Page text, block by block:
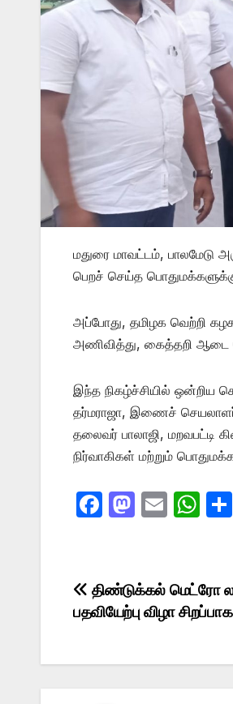
மதுரை மாவட்டம், பாலமேடு
பெறச் செய்த
அப்போது, தமிழக வெற்றி
அணிவித்து, கைத்தறி ஆடை
இந்த நிகழ்ச்சியில் ஒன்றிய
தர்மராஜா, இணைச் செயலாளர்
தலைவர் பாலாஜி, மறவபட்டி
நிர்வாகிகள் மற்றும்
F
e
b
o
M
o
d
n
E
W
s
A
p
Post
navigation
திண்டுக்கல் மெட்ரோ
பதவியேற்பு விழா